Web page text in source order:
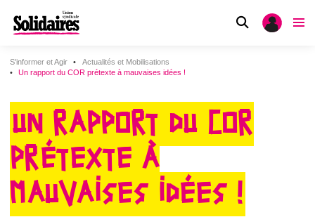
S'informer et Agir
Actualités et Mobilisations
Un rapport du COR prétexte à mauvaises idées !
UN RAPPORT DU COR
PRÉTEXTE À
MAUVAISES IDÉES !